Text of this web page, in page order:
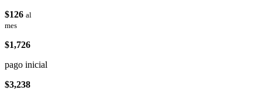
$126 al
mes
$1,726
pago inicial
$3,238